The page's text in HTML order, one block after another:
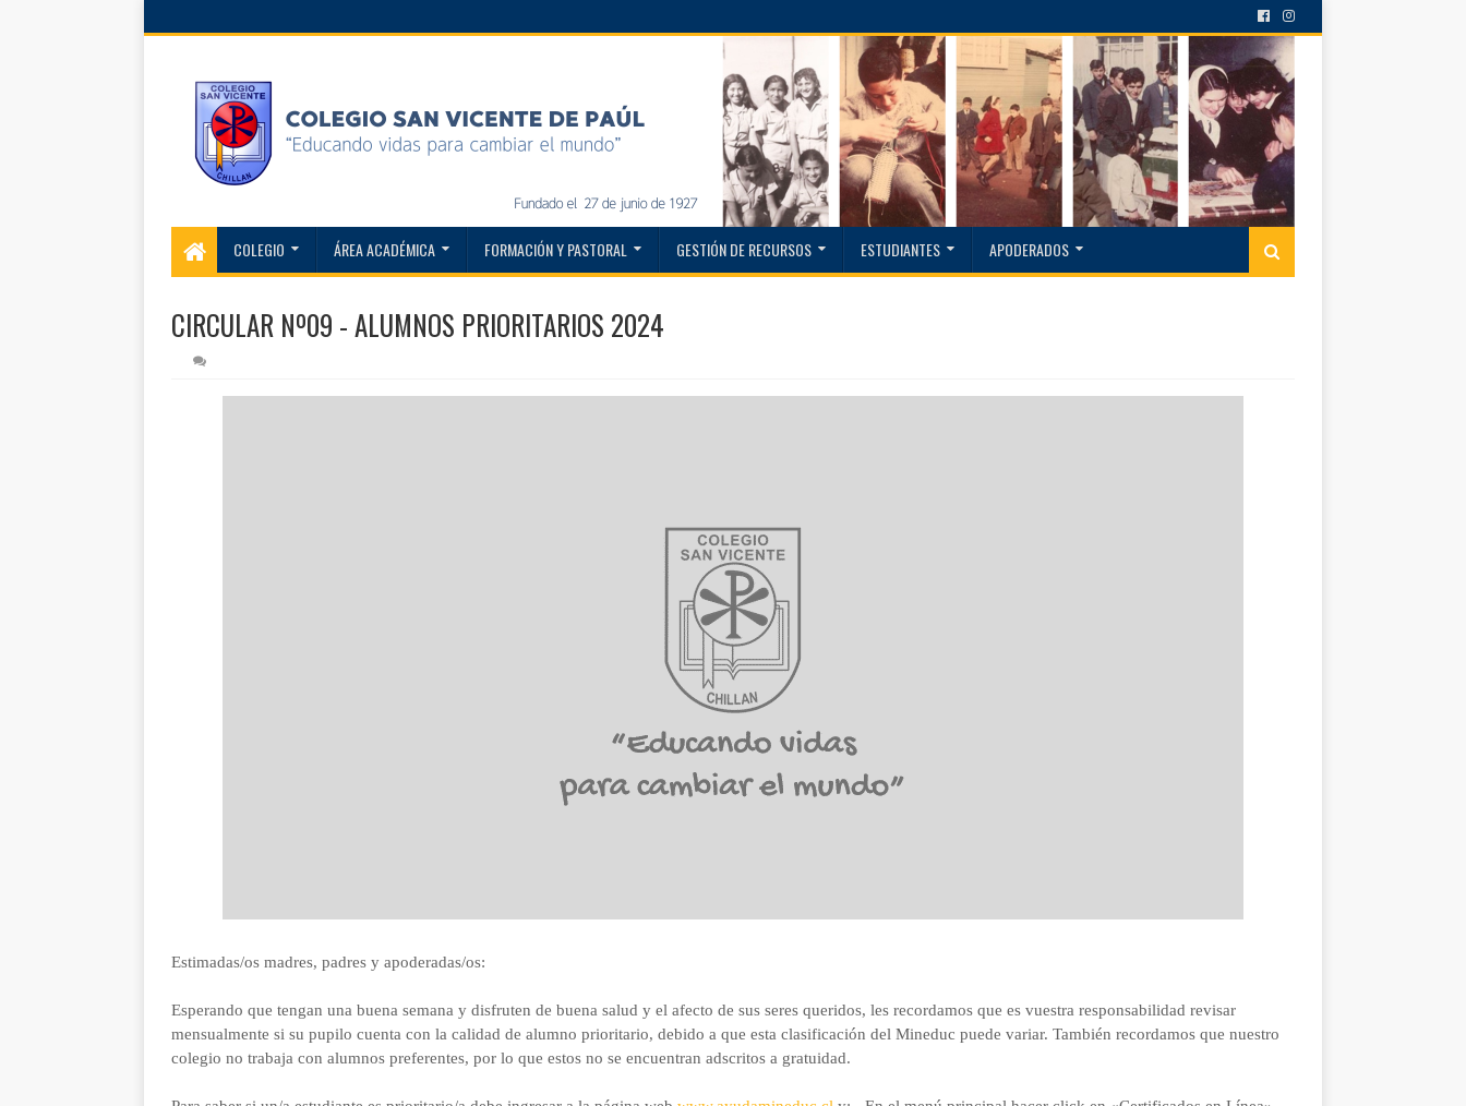
COLEGIO ÁREA ACADÉMICA FORMACIÓN Y PASTORAL GESTIÓN DE RECURSOS ESTUDIANTES APODERADOS
CIRCULAR Nº09 - ALUMNOS PRIORITARIOS 2024
Estimadas/os madres, padres y apoderadas/os:
Esperando que tengan una buena semana y disfruten de buena salud y el afecto de sus seres queridos, les recordamos que es vuestra responsabilidad revisar
mensualmente si su pupilo cuenta con la calidad de alumno prioritario, debido a que esta clasificación del Mineduc puede variar. También recordamos que nuestro
colegio no trabaja con alumnos preferentes, por lo que estos no se encuentran adscritos a gratuidad.